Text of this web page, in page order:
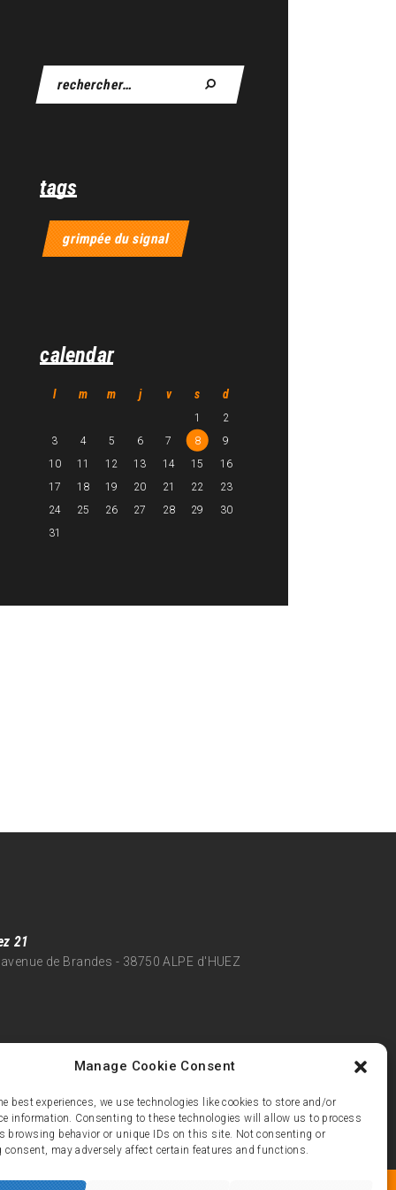
Manage Cookie Consent
best experiences, we use technologies like cookies to store and/or
information. Consenting to these technologies will allow us to process
browsing behavior or unique IDs on this site. Not consenting or
may adversely affect certain features and functions.
tags
grimpée du signal
calendar
l m m j v s d
1
2
3
4 5 6 7 8
9
10
11 12 13 14 15
16
17
18 19 20 21 22
23
24
25 26 27 28 29
30
31
21
de Brandes - 38750 ALPE d'HUEZ